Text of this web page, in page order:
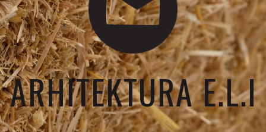
ARHITEKTURA E.L.I